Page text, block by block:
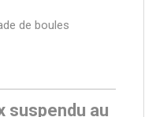
suspendu au